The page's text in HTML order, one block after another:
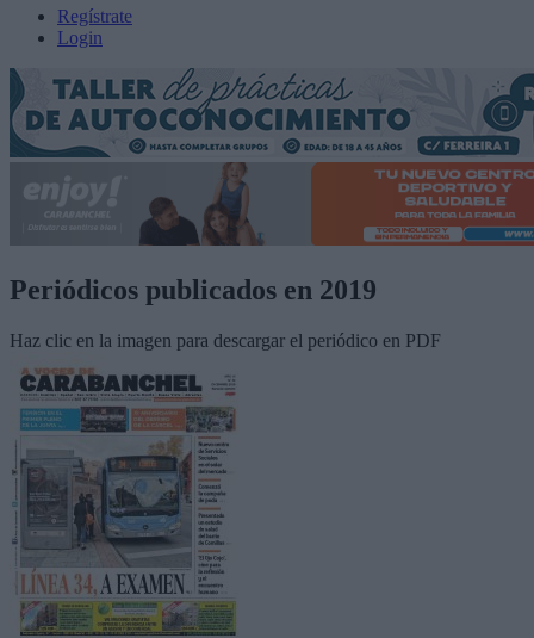
Regístrate
Login
Periódicos publicados en 2019
Haz clic en la imagen para descargar el periódico en PDF